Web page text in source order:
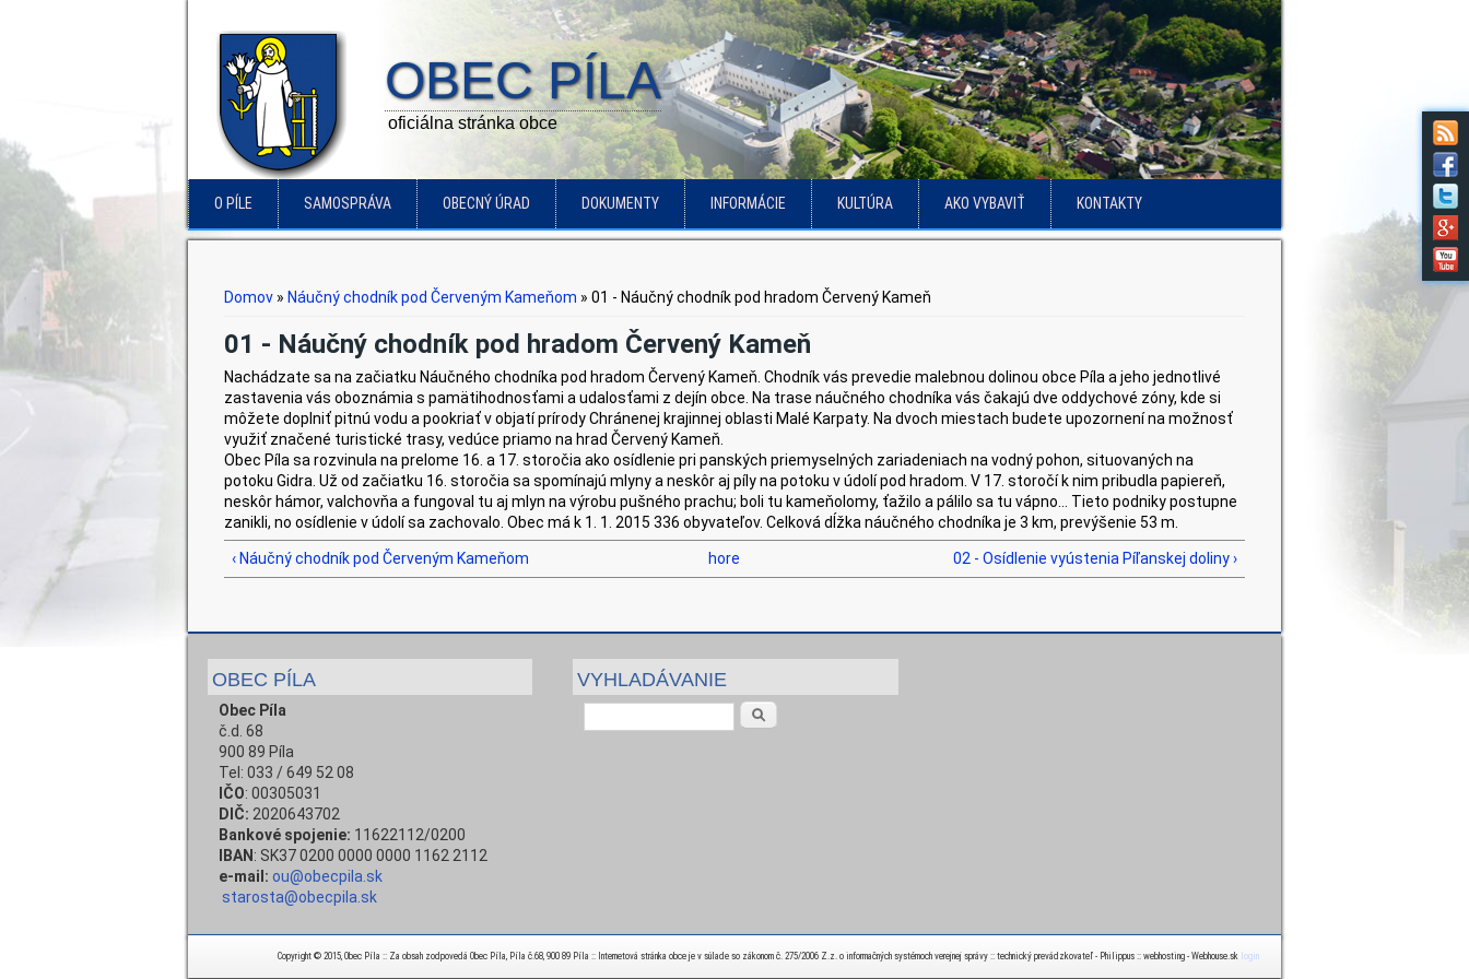
OBEC PÍLA
oficiálna stránka obce
O PÍLE SAMOSPRÁVA OBECNÝ ÚRAD DOKUMENTY INFORMÁCIE KULTÚRA AKO VYBAVIŤ KONTAKTY
Nachádzate sa tu
Domov » Náučný chodník pod Červeným Kameňom » 01 - Náučný chodník pod hradom Červený Kameň
01 - Náučný chodník pod hradom Červený Kameň
Nachádzate sa na začiatku Náučného chodníka pod hradom Červený Kameň. Chodník vás prevedie malebnou dolinou obce Píla a jeho jednotlivé
zastavenia vás oboznámia s pamätihodnosťami a udalosťami z dejín obce. Na trase náučného chodníka vás čakajú dve oddychové zóny, kde si
môžete doplniť pitnú vodu a pookriať v objatí prírody Chránenej krajinnej oblasti Malé Karpaty. Na dvoch miestach budete upozornení na možnosť
využiť značené turistické trasy, vedúce priamo na hrad Červený Kameň.
Obec Píla sa rozvinula na prelome 16. a 17. storočia ako osídlenie pri panských priemyselných zariadeniach na vodný pohon, situovaných na
potoku Gidra. Už od začiatku 16. storočia sa spomínajú mlyny a neskôr aj píly na potoku v údolí pod hradom. V 17. storočí k nim pribudla papiereň,
neskôr hámor, valchovňa a fungoval tu aj mlyn na výrobu pušného prachu; boli tu kameňolomy, ťažilo a pálilo sa tu vápno... Tieto podniky postupne
zanikli, no osídlenie v údolí sa zachovalo. Obec má k 1. 1. 2015 336 obyvateľov. Celková dĺžka náučného chodníka je 3 km, prevýšenie 53 m.
‹ Náučný chodník pod Červeným Kameňom hore 02 - Osídlenie vyústenia Píľanskej doliny ›
OBEC PÍLA
Obec Píla
č.d. 68
900 89 Píla
Tel: 033 / 649 52 08
IČO: 00305031
DIČ: 2020643702
Bankové spojenie: 11622112/0200
IBAN : SK37 0200 0000 0000 1162 2112
e-mail: ou@obecpila.sk
starosta@obecpila.sk
VYHLADÁVANIE
Copyright © 2015, Obec Píla :: Za obsah zodpovedá Obec Píla, Píla č.68, 900 89 Píla :: Internetová stránka obce je v súlade so zákonom č. 275/2006 Z.z. o informačných systémoch verejnej správy :: technický prevádzkovateľ - Philippus :: webhosting - Webhouse.sk login